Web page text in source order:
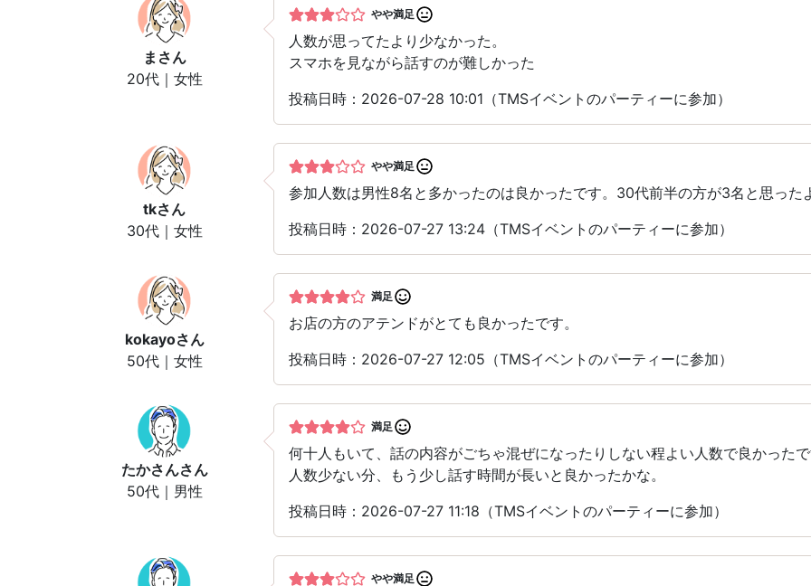
ま さん
20代｜女性
やや満足
人数が思ってたより少なかった。
スマホを見ながら話すのが難しかった
投稿日時：2026-07-28 10:01（TMSイベントのパーティーに参加）
tkさん
30代｜女性
やや満足
参加人数は男性8名と多かったのは良かったです。30代前半の方が3名と思った
投稿日時：2026-07-27 13:24（TMSイベントのパーティーに参加）
kokayoさん
50代｜女性
満足
お店の方のアテンドがとても良かったです。
投稿日時：2026-07-27 12:05（TMSイベントのパーティーに参加）
たかさんさん
50代｜男性
満足
何十人もいて、話の内容がごちゃ混ぜになったりしない程よい人数で良かった
人数少ない分、もう少し話す時間が長いと良かったかな。
投稿日時：2026-07-27 11:18（TMSイベントのパーティーに参加）
やや満足